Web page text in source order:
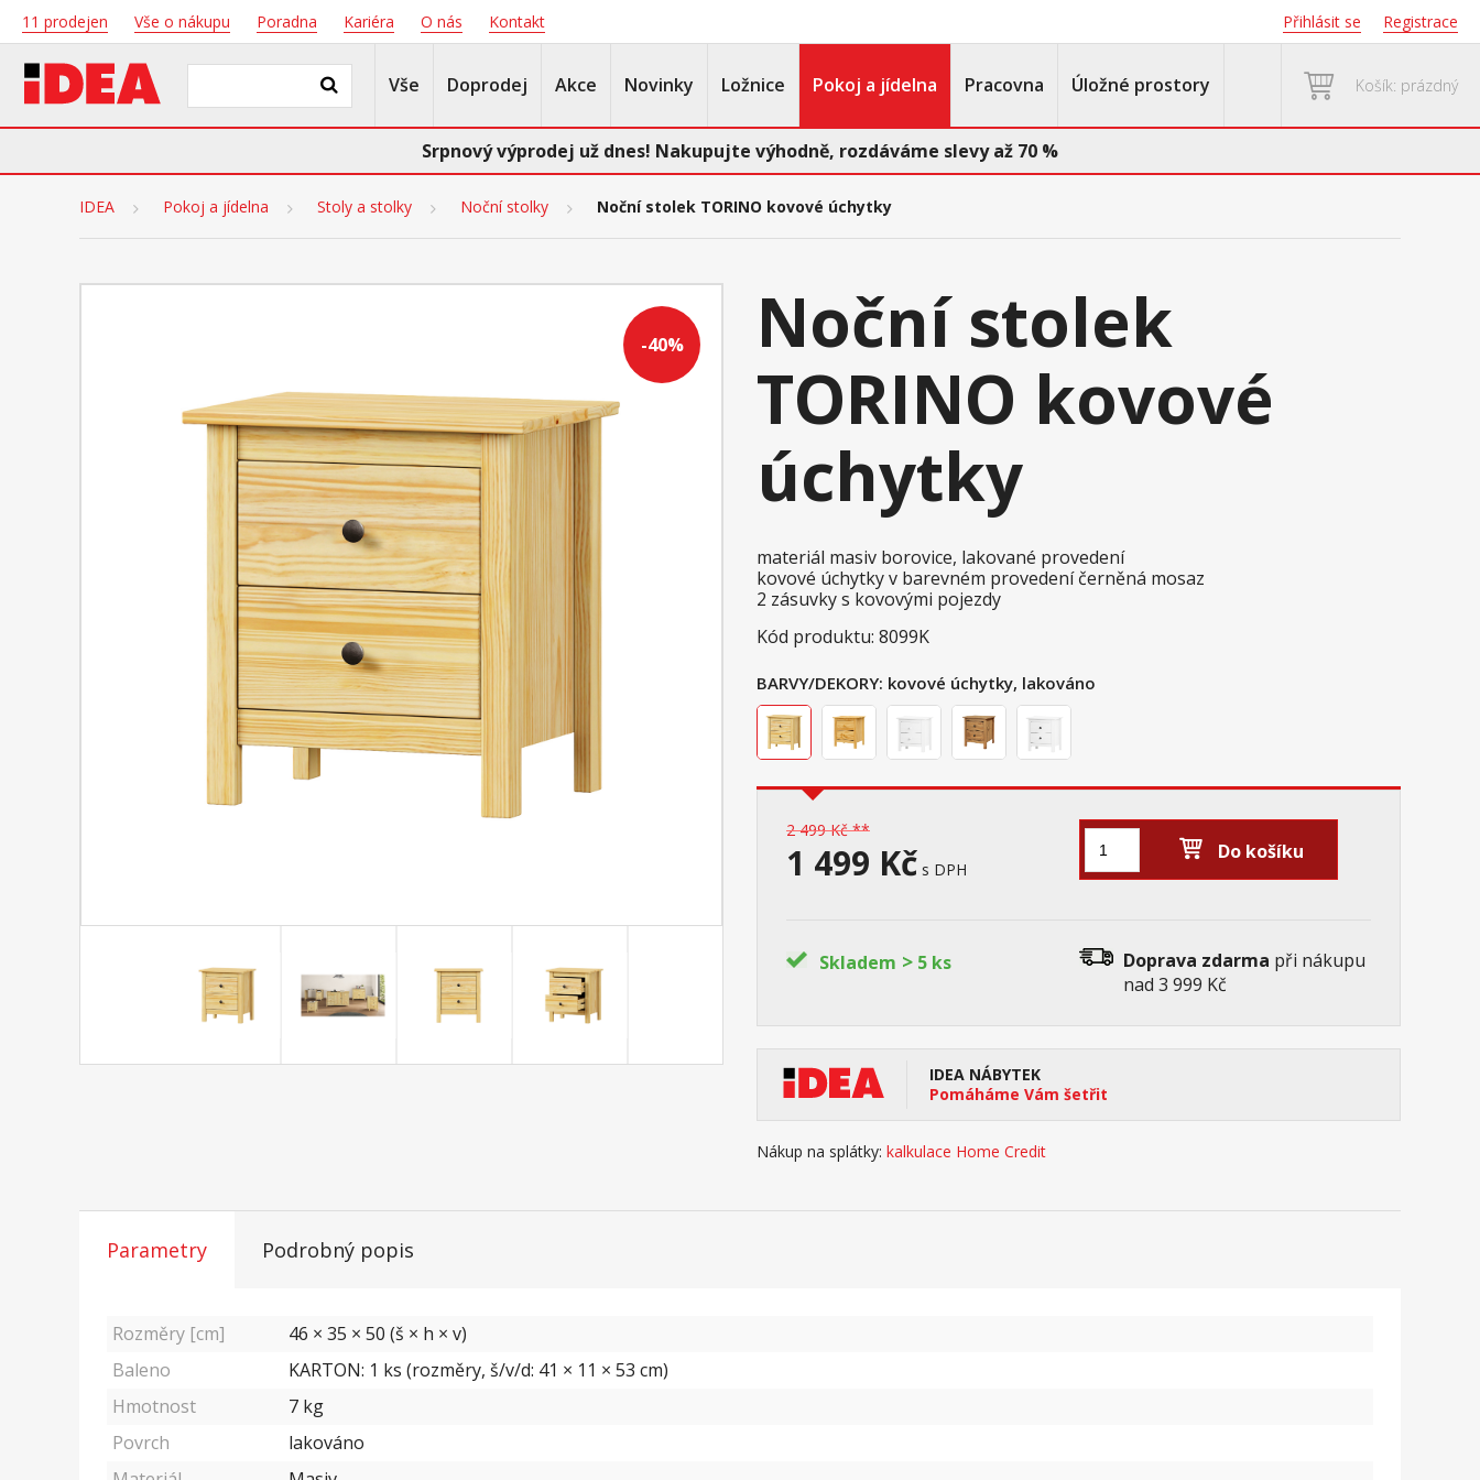
11 prodejen Vše o nákupu Poradna Kariéra O nás Kontakt Přihlásit se Registrace
Vše Doprodej Akce Novinky Ložnice Pokoj a jídelna Pracovna Úložné prostory Košík: prázdný
Srpnový výprodej už dnes! Nakupujte výhodně, rozdáváme slevy až 70 %
IDEA Pokoj a jídelna Stoly a stolky Noční stolky Noční stolek TORINO kovové úchytky
-40%
Noční stolek
TORINO kovové
úchytky
materiál masiv borovice, lakované provedení
kovové úchytky v barevném provedení černěná mosaz
2 zásuvky s kovovými pojezdy
Kód produktu: 8099K
BARVY/DEKORY: kovové úchytky, lakováno
2 499 Kč **
1 499 Kč s DPH
Do košíku
Skladem > 5 ks Doprava zdarma při nákupu
nad 3 999 Kč
IDEA NÁBYTEK
Pomáháme Vám šetřit
Nákup na splátky: kalkulace Home Credit
Parametry Podrobný popis
Rozměry [cm]
46 × 35 × 50 (š × h × v)
Baleno
KARTON: 1 ks (rozměry, š/v/d: 41 × 11 × 53 cm)
Hmotnost
7 kg
Povrch
lakováno